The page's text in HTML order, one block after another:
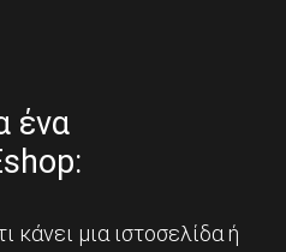
ένα
κάνει μια ιστοσελίδα ή